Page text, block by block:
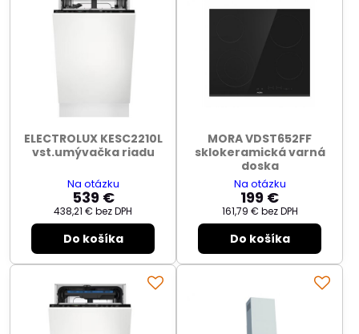
ELECTROLUX KESC2210L
vst.umývačka riadu
Na otázku
539 €
438,21 € bez DPH
Do košíka
MORA VDST652FF
sklokeramická varná
doska
Na otázku
199 €
161,79 € bez DPH
Do košíka